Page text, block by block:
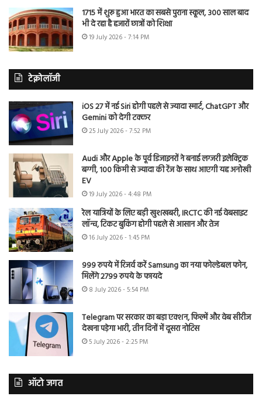
1715 में शुरू हुआ भारत का सबसे पुराना स्कूल, 300 साल बाद
भी दे रहा है हजारों छात्रों को शिक्षा
19 July 2026 - 7:14 PM
टेक्नोलॉजी
iOS 27 में नई Siri होगी पहले से ज्यादा स्मार्ट, ChatGPT और
Gemini को देगी टक्कर
25 July 2026 - 7:52 PM
Audi और Apple के पूर्व डिजाइनरों ने बनाई लग्जरी इलेक्ट्रिक
बग्गी, 100 किमी से ज्यादा की रेंज के साथ आएगी यह अनोखी
EV
19 July 2026 - 4:48 PM
रेल यात्रियों के लिए बड़ी खुशखबरी, IRCTC की नई वेबसाइट
लॉन्च, टिकट बुकिंग होगी पहले से आसान और तेज
16 July 2026 - 1:45 PM
999 रुपये में रिजर्व करें Samsung का नया फोल्डेबल फोन,
मिलेंगे 2799 रुपये के फायदे
8 July 2026 - 5:54 PM
Telegram पर सरकार का बड़ा एक्शन, फिल्में और वेब सीरीज
देखना पड़ेगा भारी, तीन दिनों में दूसरा नोटिस
5 July 2026 - 2:25 PM
ऑटो जगत